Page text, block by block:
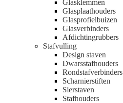
Glasklemmen
Glasplaathouders
Glasprofielbuizen
Glasverbinders
Afdichtingrubbers
Stafvulling
Design staven
Dwarsstafhouders
Rondstafverbinders
Scharnierstiften
Sierstaven
Stafhouders